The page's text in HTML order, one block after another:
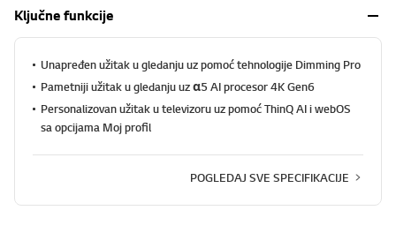
Ključne funkcije
Unapređen užitak u gledanju uz pomoć tehnologije Dimming Pro
Pametniji užitak u gledanju uz α5 AI procesor 4K Gen6​
Personalizovan užitak u televizoru uz pomoć ThinQ AI i webOS
sa opcijama Moj profil
POGLEDAJ SVE SPECIFIKACIJE